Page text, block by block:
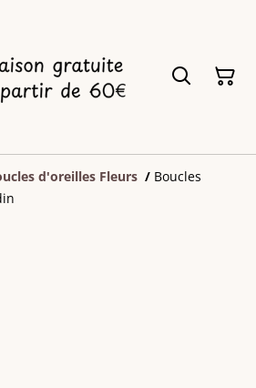
d'oreilles Fleurs / Boucles